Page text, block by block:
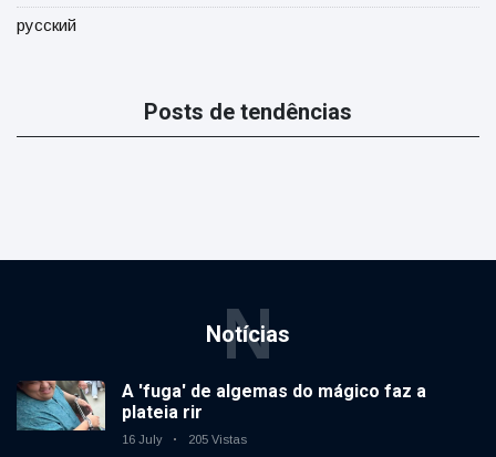
русский
Posts de tendências
Notícias
N
A 'fuga' de algemas do mágico faz a
plateia rir
16 July 205 Vistas